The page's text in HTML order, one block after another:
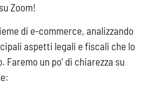
Zoom!
di e-commerce, analizzando
aspetti legali e fiscali che lo
Faremo un po’ di chiarezza su